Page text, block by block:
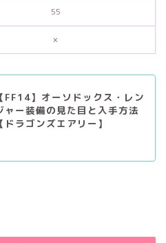
55
×
【FF14】オーソドックス・レン
ャー装備の見た目と入手方法
【ドラゴンズエアリー】